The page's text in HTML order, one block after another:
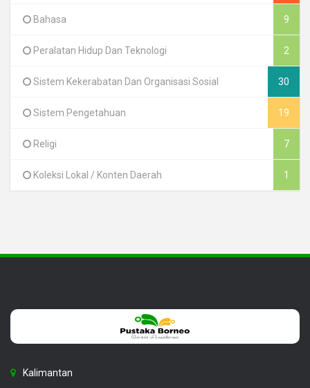
Bahasa 9
Peralatan Hidup Dan Teknologi 2
Sistem Kekerabatan Dan Organisasi Sosial 30
Sistem Pengetahuan 19
Religi 7
Koleksi Lokal / Konten Daerah 1
Kalimantan